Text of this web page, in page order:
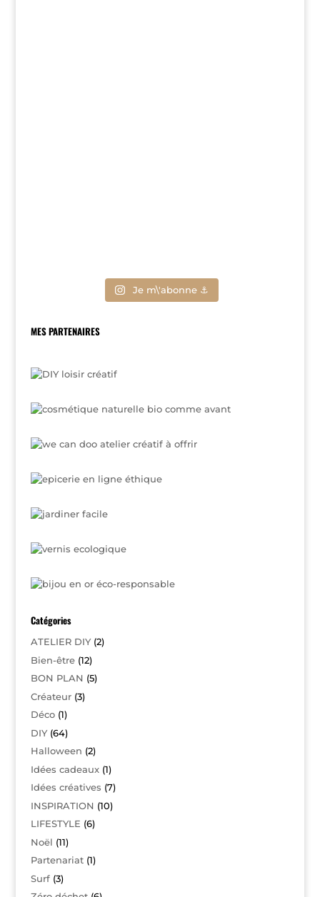
Je m\'abonne ⚓
MES PARTENAIRES
Catégories
ATELIER DIY(2)
Bien-être(12)
BON PLAN (5)
Créateur(3)
Déco(1)
DIY(64)
Halloween (2)
Idées cadeaux(1)
Idées créatives (7)
INSPIRATION (10)
LIFESTYLE (6)
Noël (11)
Partenariat(1)
Surf(3)